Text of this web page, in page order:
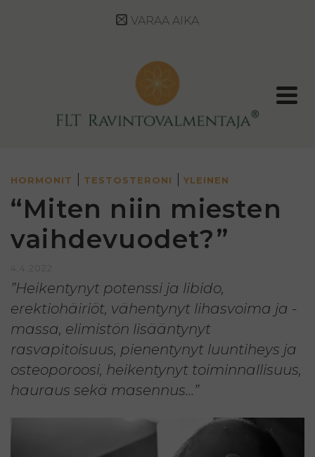
VARAA AIKA
HORMONIT | TESTOSTERONI | YLEINEN
“Miten niin miesten
vaihdevuodet?”
4.4.2022
”Heikentynyt potenssi ja libido,
erektiohäiriöt, vähentynyt lihasvoima ja -
massa, elimistön lisääntynyt
rasvapitoisuus, pienentynyt luuntiheys ja
osteoporoosi, heikentynyt toiminnallisuus,
hauraus sekä masennus…”